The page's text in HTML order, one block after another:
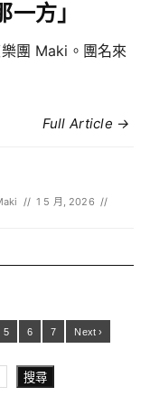
一方」
團 Maki。團名來
Full Article →
// 1 5 月, 2026 //
5 6 7 Next ›
搜尋